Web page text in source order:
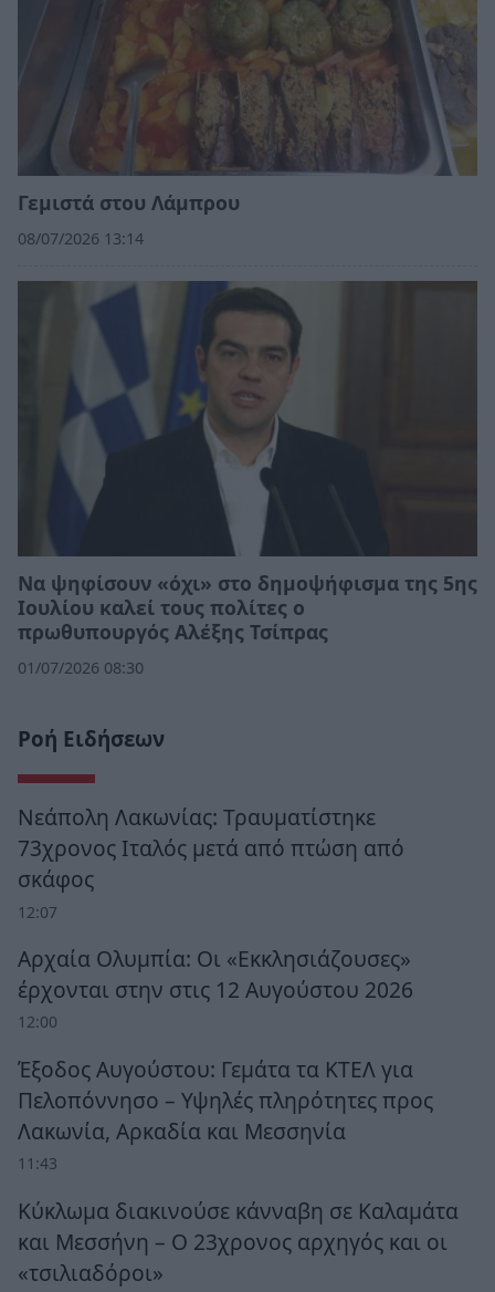
Γεμιστά στου Λάμπρου
08/07/2026 13:14
Να ψηφίσουν «όχι» στο δημοψήφισμα της 5ης
Ιουλίου καλεί τους πολίτες ο
πρωθυπουργός Αλέξης Τσίπρας
01/07/2026 08:30
Ροή Ειδήσεων
Νεάπολη Λακωνίας: Τραυματίστηκε
73χρονος Ιταλός μετά από πτώση από
σκάφος
12:07
Αρχαία Ολυμπία: Οι «Εκκλησιάζουσες»
έρχονται στην στις 12 Αυγούστου 2026
12:00
Έξοδος Αυγούστου: Γεμάτα τα ΚΤΕΛ για
Πελοπόννησο – Υψηλές πληρότητες προς
Λακωνία, Αρκαδία και Μεσσηνία
11:43
Κύκλωμα διακινούσε κάνναβη σε Καλαμάτα
και Μεσσήνη – Ο 23χρονος αρχηγός και οι
«τσιλιαδόροι»